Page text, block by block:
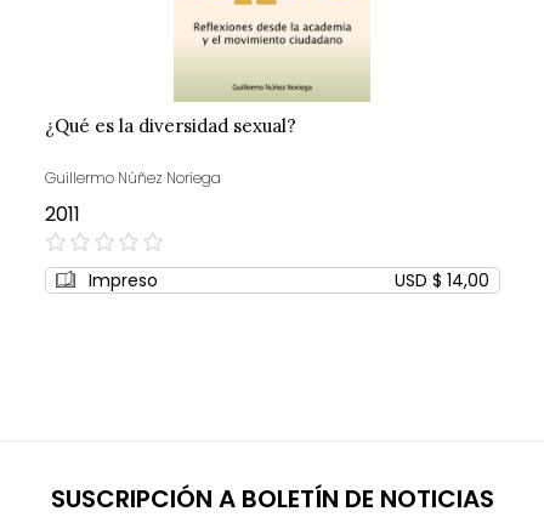
¿Qué es la diversidad sexual?
Guillermo Núñez Noriega
2011
0%
Impreso USD $ 14,00
SUSCRIPCIÓN A BOLETÍN DE NOTICIAS